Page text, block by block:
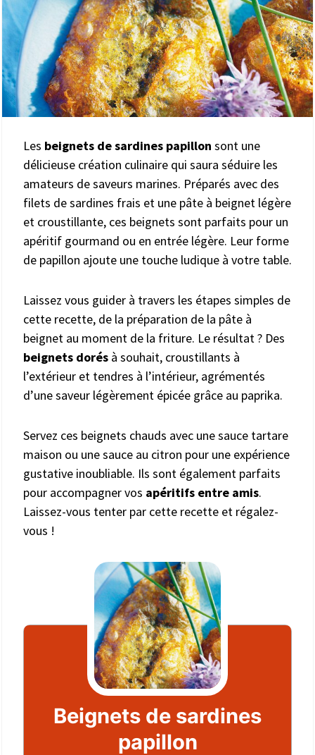
Les beignets de sardines papillon sont une
délicieuse création culinaire qui saura séduire les
amateurs de saveurs marines. Préparés avec des
filets de sardines frais et une pâte à beignet légère
et croustillante, ces beignets sont parfaits pour un
apéritif gourmand ou en entrée légère. Leur forme
de papillon ajoute une touche ludique à votre table.
Laissez vous guider à travers les étapes simples de
cette recette, de la préparation de la pâte à
beignet au moment de la friture. Le résultat ? Des
beignets dorés à souhait, croustillants à
l’extérieur et tendres à l’intérieur, agrémentés
d’une saveur légèrement épicée grâce au paprika.
Servez ces beignets chauds avec une sauce tartare
maison ou une sauce au citron pour une expérience
gustative inoubliable. Ils sont également parfaits
pour accompagner vos apéritifs entre amis.
Laissez-vous tenter par cette recette et régalez-
vous !
Beignets de sardines
papillon